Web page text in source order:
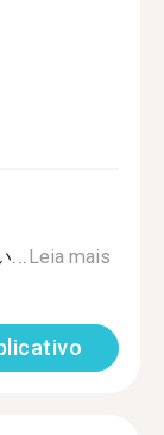
...Leia mais